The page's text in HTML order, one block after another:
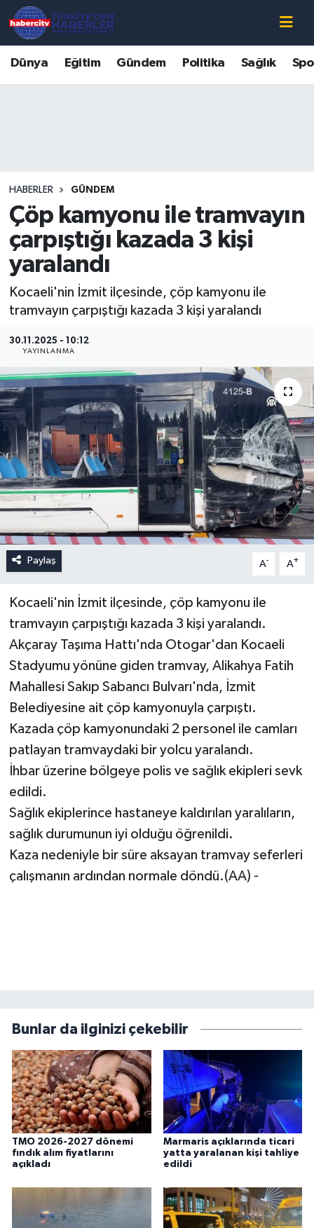
Dünya Eğitim Gündem Politika Sağlık
HABERLER GÜNDEM
Çöp kamyonu ile tramvayın
çarpıştığı kazada 3 kişi
yaralandı
Kocaeli'nin İzmit ilçesinde, çöp kamyonu ile
tramvayın çarpıştığı kazada 3 kişi yaralandı
30.11.2025 - 10:12
YAYINLANMA
Paylaş A- A+
Kocaeli'nin İzmit ilçesinde, çöp kamyonu ile
tramvayın çarpıştığı kazada 3 kişi yaralandı.
Akçaray Taşıma Hattı'nda Otogar'dan Kocaeli
Stadyumu yönüne giden tramvay, Alikahya Fatih
Mahallesi Sakıp Sabancı Bulvarı'nda, İzmit
Belediyesine ait çöp kamyonuyla çarpıştı.
Kazada çöp kamyonundaki 2 personel ile camları
patlayan tramvaydaki bir yolcu yaralandı.
İhbar üzerine bölgeye polis ve sağlık ekipleri sevk
edildi.
Sağlık ekiplerince hastaneye kaldırılan yaralıların,
sağlık durumunun iyi olduğu öğrenildi.
Kaza nedeniyle bir süre aksayan tramvay seferleri
çalışmanın ardından normale döndü.(AA) -
Bunlar da ilginizi çekebilir
TMO 2026-2027 dönemi
fındık alım fiyatlarını
açıkladı
Marmaris açıklarında ticari
yatta yaralanan kişi tahliye
edildi
Süper Lig Puan Durumu ve Fikstür
Tüm Manşetler
Son Dakika Haberleri